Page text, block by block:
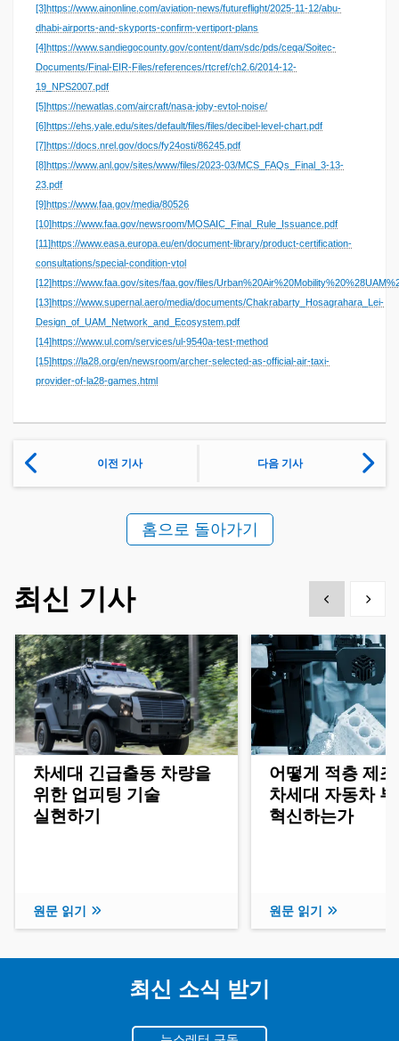
[3]https://www.ainonline.com/aviation-news/futureflight/2025-11-12/abu-
dhabi-airports-and-skyports-confirm-vertiport-plans
[4]https://www.sandiegocounty.gov/content/dam/sdc/pds/ceqa/Soitec-
Documents/Final-EIR-Files/references/rtcref/ch2.6/2014-12-
19_NPS2007.pdf
[5]https://newatlas.com/aircraft/nasa-joby-evtol-noise/
[6]https://ehs.yale.edu/sites/default/files/files/decibel-level-chart.pdf
[7]https://docs.nrel.gov/docs/fy24osti/86245.pdf
[8]https://www.anl.gov/sites/www/files/2023-03/MCS_FAQs_Final_3-13-
23.pdf
[9]https://www.faa.gov/media/80526
[10]https://www.faa.gov/newsroom/MOSAIC_Final_Rule_Issuance.pdf
[11]https://www.easa.europa.eu/en/document-library/product-certification-
consultations/special-condition-vtol
[12]https://www.faa.gov/sites/faa.gov/files/
[13]https://www.supernal.aero/media/documents/Chakrabarty_Hosagrahara_Lei-
Design_of_UAM_Network_and_Ecosystem.pdf
[14]https://www.ul.com/services/ul-9540a-test-method
[15]https://la28.org/en/newsroom/archer-selected-as-official-air-taxi-
provider-of-la28-games.html
이전 기사 다음 기사
홈으로 돌아가기
최신 기사 Show previous
Show
차세대 긴급출동 차량을
위한 업피팅 기술
실현하기
원문 읽기
어떻게 적층 제
차세대 자동차
혁신하는가
원문 읽기
최신 소식 받기